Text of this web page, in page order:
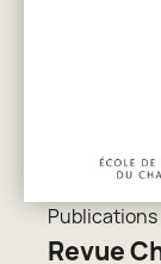
Publications
Revue